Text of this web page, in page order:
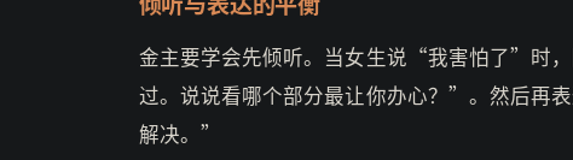
金主要学会先倾听。当女生说“我害怕了”时
过。说说看哪个部分最让你办心？”。然后再
解决。”